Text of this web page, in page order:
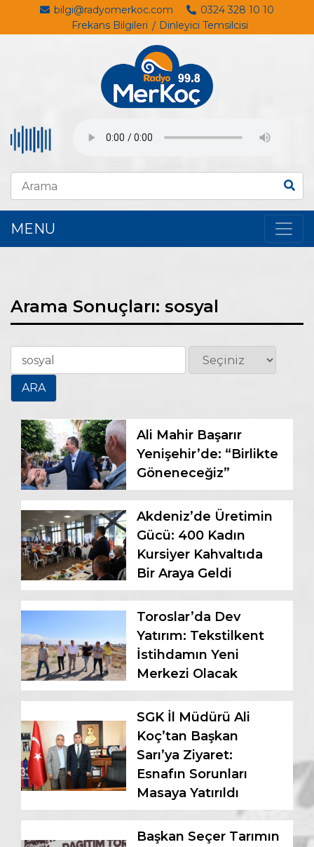
bilgi@radyomerkoc.com
0324 328 10 10
Frekans Bilgileri
Dinleyici Temsilcisi
MENU
Arama Sonuçları: sosyal
Ali Mahir Başarır
Yenişehir’de: “Birlikte
Göneneceğiz”
Akdeniz’de Üretimin
Gücü: 400 Kadın
Kursiyer Kahvaltıda
Bir Araya Geldi
Toroslar’da Dev
Yatırım: Tekstilkent
İstihdamın Yeni
Merkezi Olacak
SGK İl Müdürü Ali
Koç’tan Başkan
Sarı’ya Ziyaret:
Esnafın Sorunları
Masaya Yatırıldı
Başkan Seçer Tarımın